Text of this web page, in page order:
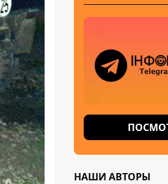
НАШИ АВТОРЫ